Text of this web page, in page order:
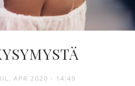
APR 2020 - 14:49